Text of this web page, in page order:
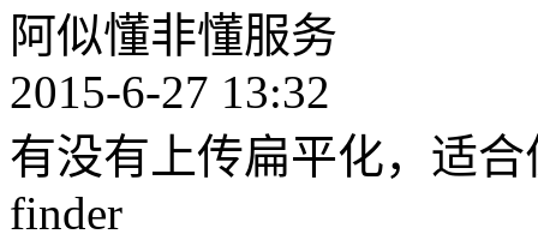
阿似懂非懂服务
2015-6-27 13:32
有没有上传扁平化，适
finder